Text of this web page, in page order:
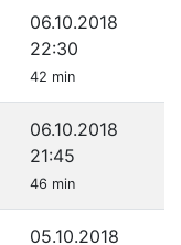
06.10.2018
22:30
42 min
06.10.2018
21:45
46 min
05.10.2018